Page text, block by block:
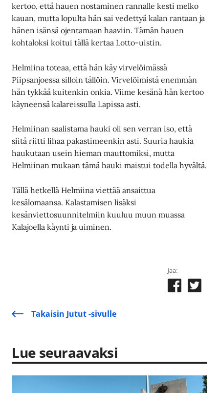
kertoo, että hauen nostaminen rannalle kesti melko
kauan, mutta lopulta hän sai vedettyä kalan rantaan ja
hänen isänsä ojentamaan haaviin. Tämän hauen
kohtaloksi koitui tällä kertaa Lotto-uistin.
Helmiina toteaa, että hän käy virvelöimässä
Piipsanjoessa silloin tällöin. Virvelöimistä enemmän
hän tykkää kuitenkin onkia. Viime kesänä hän kertoo
käyneensä kalareissulla Lapissa asti.
Helmiinan saalistama hauki oli sen verran iso, että
siitä riitti lihaa pakastimeenkin asti. Suuria haukia
haukutaan usein hieman mauttomiksi, mutta
Helmiinan mukaan tämä hauki maistui todella hyvältä.
Tällä hetkellä Helmiina viettää ansaittua
kesälomaansa. Kalastamisen lisäksi
kesänviettosuunnitelmiin kuuluu muun muassa
Kalajoella käynti ja uiminen.
Jaa:
Takaisin Jutut -sivulle
Lue seuraavaksi